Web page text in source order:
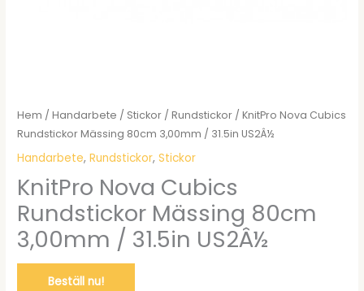
Hem /Handarbete / Stickor /Rundstickor / KnitPro Nova Cubics
Rundstickor Mässing 80cm 3,00mm / 31.5in US2Â½
Handarbete,Rundstickor,Stickor
KnitPro Nova Cubics
Rundstickor Mässing 80cm
3,00mm / 31.5in US2Â½
Beställ nu!